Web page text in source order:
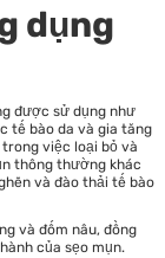
dụng
được sử dụng như
tế bào da và gia tăng
việc loại bỏ và
thông thường khác
và đào thải tế bào
và đốm nâu, đồng
của sẹo mụn.